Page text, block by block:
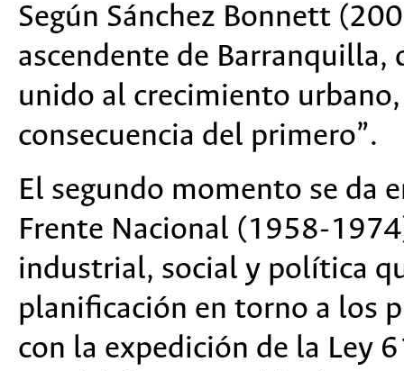
Según Sánchez Bonnett
ascendente de
unido al crecimiento
consecuencia del primero”.
El segundo momento se da
Frente Nacional (1958-
industrial, social y política
planificación en torno a los
con la expedición de la Ley